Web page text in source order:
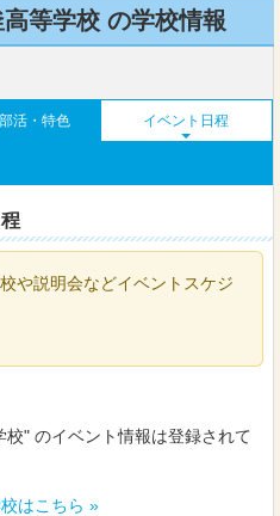
等学校 の学校情報
活・特色 イベント日程
や説明会などイベントスケジ
" のイベント情報は登録されて
はこちら »